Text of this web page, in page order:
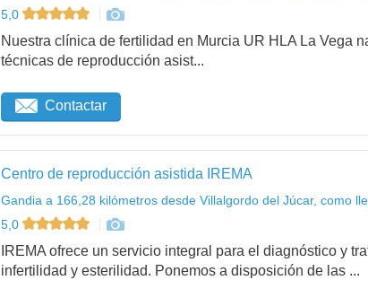
5,0
Nuestra clínica de fertilidad en Murcia UR HLA La Vega
técnicas de reproducción asist...
Contactar
Centro de reproducción asistida IREMA
Gandia a 166,28 kilómetros desde Villalgordo del Júcar, como
5,0
IREMA ofrece un servicio integral para el diagnóstico y
infertilidad y esterilidad. Ponemos a disposición de las ...